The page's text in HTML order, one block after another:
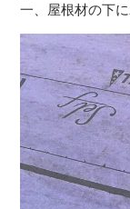
一、屋根材の下